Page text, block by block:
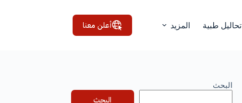
تحاليل طبية المزيد أعلن معنا
البحث
البحث